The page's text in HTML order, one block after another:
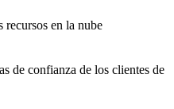
en la nube
de confianza de los clientes de